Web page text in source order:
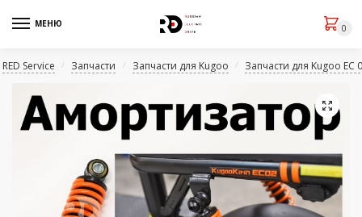
МЕНЮ 0
RED Service / Запчасти / Запчасти для Kugoo / Запчасти для Kugoo EC
🔍